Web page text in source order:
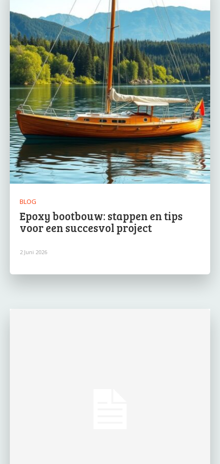
BLOG
Epoxy bootbouw: stappen en tips
voor een succesvol project
2 Juni 2026